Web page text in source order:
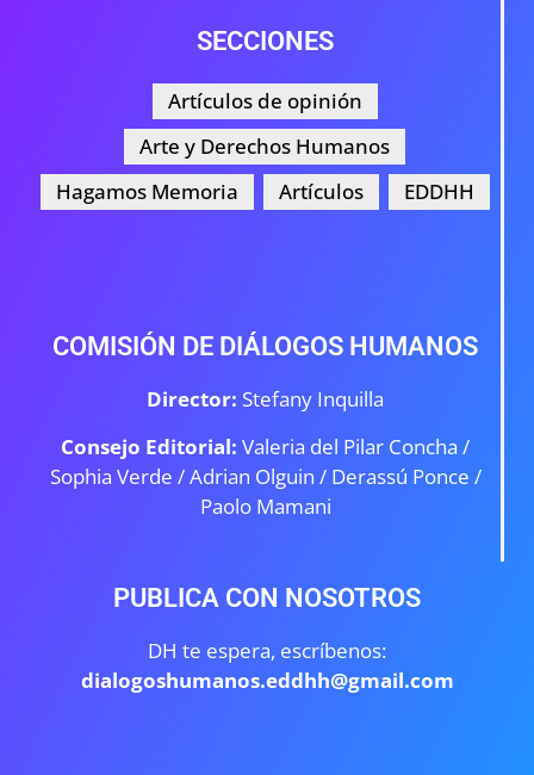
SECCIONES
Artículos de opinión
Arte y Derechos Humanos
Hagamos Memoria
Artículos EDDHH
COMISIÓN DE DIÁLOGOS HUMANOS
Director: Stefany Inquilla
Consejo Editorial: Valeria del Pilar Concha /
Sophia Verde /Adrian Olguin / Derassú Ponce /
Paolo Mamani
PUBLICA CON NOSOTROS
DH te espera, escríbenos:
dialogoshumanos.eddhh@gmail.com